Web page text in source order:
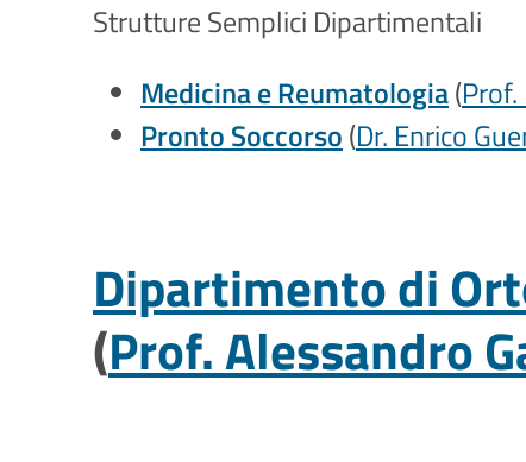
Strutture Semplici Dipartimentali
Medicina e Reumatologia(
Pronto Soccorso(Dr. Enrico
Dipartimento di
(Prof. Alessandro